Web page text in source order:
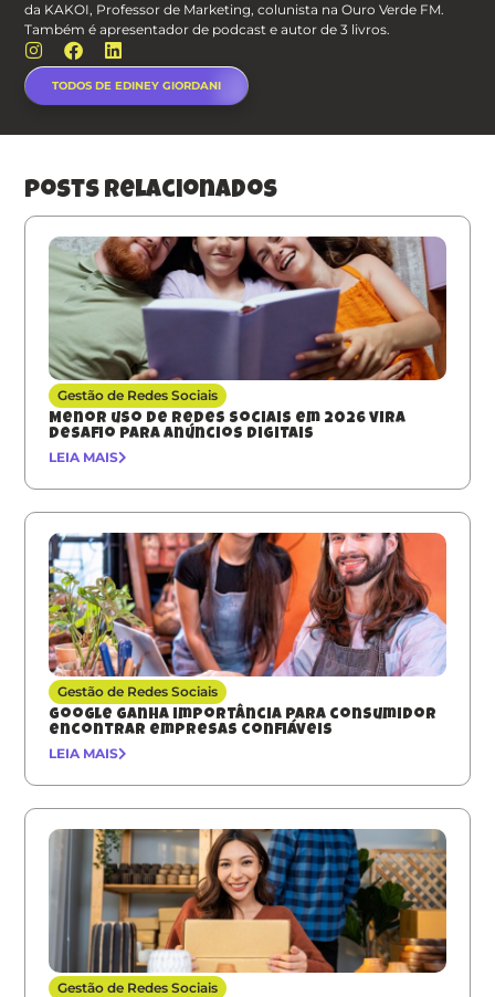
da KAKOI, Professor de Marketing, colunista na Ouro Verde FM.
Também é apresentador de podcast e autor de 3 livros.
TODOS DE EDINEY GIORDANI
posts relacionados
Gestão de Redes Sociais
Menor uso de redes sociais em 2026 vira
desafio para anúncios digitais
LEIA MAIS
Gestão de Redes Sociais
Google ganha importância para consumidor
encontrar empresas confiáveis
LEIA MAIS
Gestão de Redes Sociais